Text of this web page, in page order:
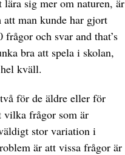
att man kunde har gjort
och svar and that’s
bra att spela i skolan,
kväll.
för de äldre eller för
vilka frågor som är
stor variation i
är att vissa frågor är